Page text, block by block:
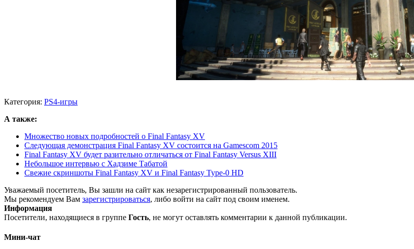
Категория: PS4-игры
А также:
Множество новых подробностей о Final Fantasy XV
Следующая демонстрация Final Fantasy XV состоится на Gamescom 2015
Final Fantasy XV будет разительно отличаться от Final Fantasy Versus XIII
Небольшое интервью с Хадзиме Табатой
Свежие скриншоты Final Fantasy XV и Final Fantasy Type-0 HD
Уважаемый посетитель, Вы зашли на сайт как незарегистрированный пользователь.
Мы рекомендуем Вам зарегистрироваться, либо войти на сайт под своим именем.
Информация
Посетители, находящиеся в группе Гость, не могут оставлять комментарии к данной публикации.
Мини-чат